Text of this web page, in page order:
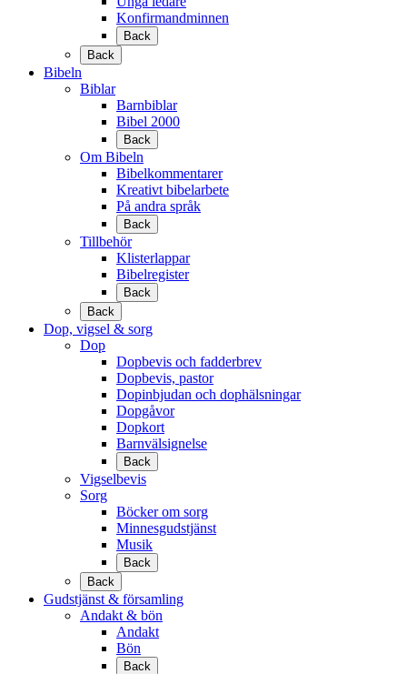
Konfirmandminnen
Back
Back
Bibeln
Biblar
Barnbiblar
Bibel 2000
Back
Om Bibeln
Bibelkommentarer
Kreativt bibelarbete
På andra språk
Back
Tillbehör
Klisterlappar
Bibelregister
Back
Back
Dop, vigsel & sorg
Dop
Dopbevis och fadderbrev
Dopbevis, pastor
Dopinbjudan och dophälsningar
Dopgåvor
Dopkort
Barnvälsignelse
Back
Vigselbevis
Sorg
Böcker om sorg
Minnesgudstjänst
Musik
Back
Back
Gudstjänst & församling
Andakt & bön
Andakt
Bön
Back